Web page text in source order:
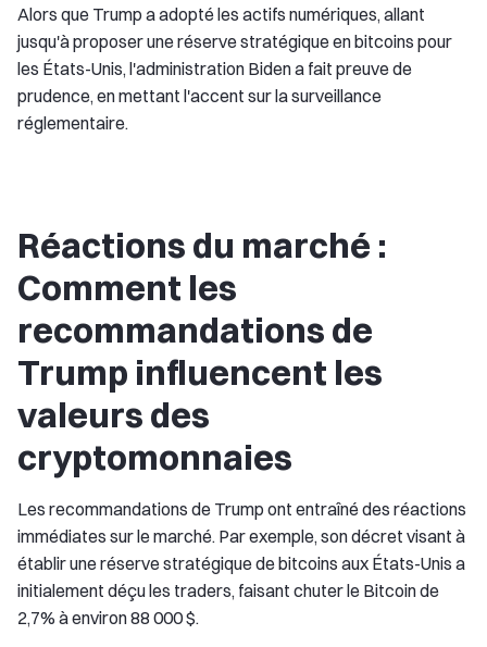
Alors que Trump a adopté les actifs numériques, allant
jusqu'à proposer une réserve stratégique en bitcoins pour
les États-Unis, l'administration Biden a fait preuve de
prudence, en mettant l'accent sur la surveillance
réglementaire.
Réactions du marché :
Comment les
recommandations de
Trump influencent les
valeurs des
cryptomonnaies
Les recommandations de Trump ont entraîné des réactions
immédiates sur le marché. Par exemple, son décret visant à
établir une réserve stratégique de bitcoins aux États-Unis a
initialement déçu les traders, faisant chuter le Bitcoin de
2,7% à environ 88 000 $.